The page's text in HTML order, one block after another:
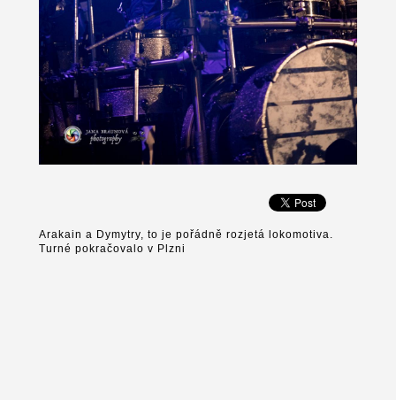
Arakain a Dymytry, to je pořádně rozjetá lokomotiva.
Turné pokračovalo v Plzni